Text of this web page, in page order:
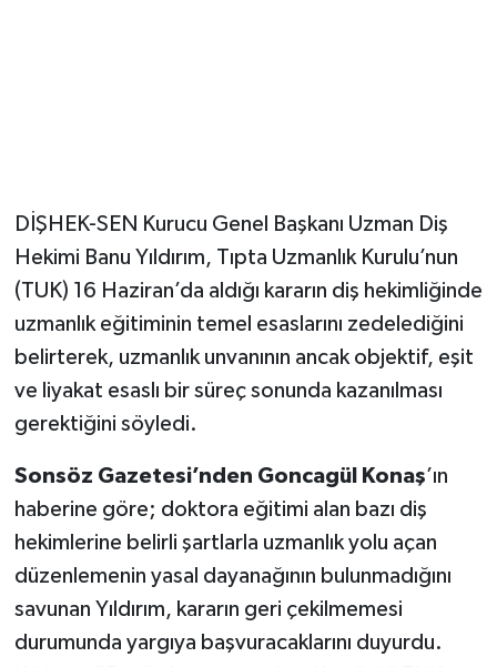
DİŞHEK-SEN Kurucu Genel Başkanı Uzman Diş
Hekimi Banu Yıldırım, Tıpta Uzmanlık Kurulu’nun
(TUK) 16 Haziran’da aldığı kararın diş hekimliğinde
uzmanlık eğitiminin temel esaslarını zedelediğini
belirterek, uzmanlık unvanının ancak objektif, eşit
ve liyakat esaslı bir süreç sonunda kazanılması
gerektiğini söyledi.
Sonsöz Gazetesi’nden Goncagül Konaş’ın
haberine göre; doktora eğitimi alan bazı diş
hekimlerine belirli şartlarla uzmanlık yolu açan
düzenlemenin yasal dayanağının bulunmadığını
savunan Yıldırım, kararın geri çekilmemesi
durumunda yargıya başvuracaklarını duyurdu.
Sonsöz Özel
Vasıta
Yaşam